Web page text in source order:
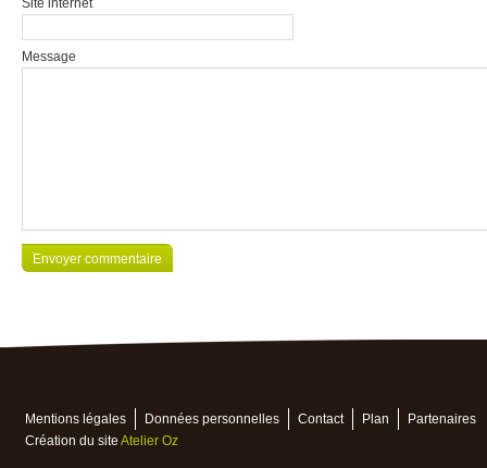
Site internet
Message
Mentions légales Données personnelles Contact Plan
Partenaires
Création du site Atelier Oz